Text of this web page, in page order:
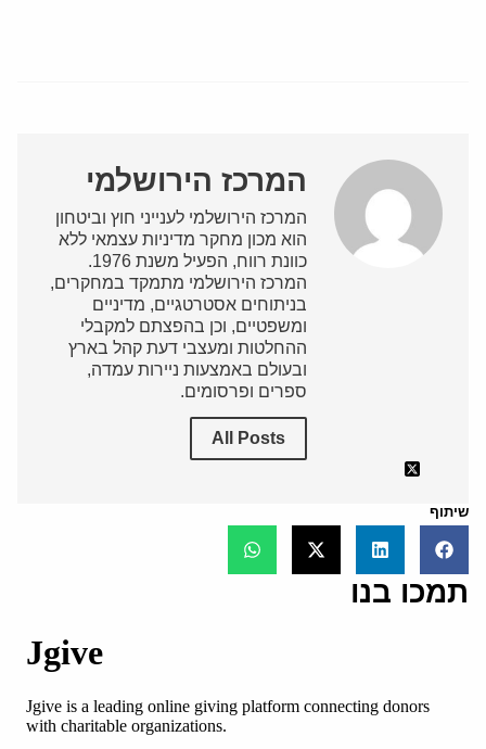
המרכז הירושלמי
המרכז הירושלמי לענייני חוץ וביטחון
הוא מכון מחקר מדיניות עצמאי ללא
כוונת רווח, הפעיל משנת 1976.
המרכז הירושלמי מתמקד במחקרים,
בניתוחים אסטרטגיים, מדיניים
ומשפטיים, וכן בהפצתם למקבלי
ההחלטות ומעצבי דעת קהל בארץ
ובעולם באמצעות ניירות עמדה,
ספרים ופרסומים.
All Posts
שיתוף
תמכו בנו